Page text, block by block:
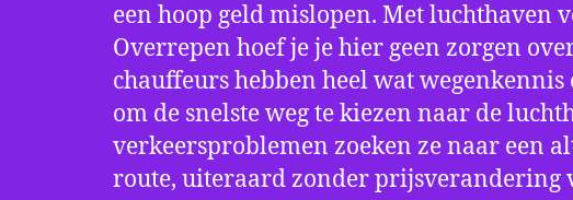
een hoop geld mislopen. Met luchthaven
Overrepen hoef je je hier geen zorgen
chauffeurs hebben heel wat
om de snelste weg te kiezen naar de
verkeersproblemen zoeken ze naar een
route, uiteraard zonder prijsverandering